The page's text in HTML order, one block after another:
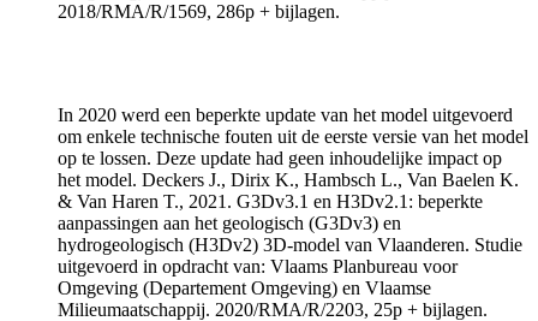
2018/RMA/R/1569, 286p + bijlagen.
In 2020 werd een beperkte update van het model uitgevoerd
om enkele technische fouten uit de eerste versie van het model
op te lossen. Deze update had geen inhoudelijke impact op
het model. Deckers J., Dirix K., Hambsch L., Van Baelen K.
& Van Haren T., 2021. G3Dv3.1 en H3Dv2.1: beperkte
aanpassingen aan het geologisch (G3Dv3) en
hydrogeologisch (H3Dv2) 3D-model van Vlaanderen. Studie
uitgevoerd in opdracht van: Vlaams Planbureau voor
Omgeving (Departement Omgeving) en Vlaamse
Milieumaatschappij. 2020/RMA/R/2203, 25p + bijlagen.